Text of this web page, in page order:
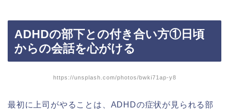
ADHDの部下との付き合い方①日頃
からの会話を心がける
https://unsplash.com/photos/bwki71ap-y8
最初に上司がやることは、ADHDの症状が見られる部